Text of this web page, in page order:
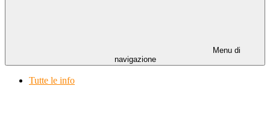
Menu di
navigazione
Tutte le info